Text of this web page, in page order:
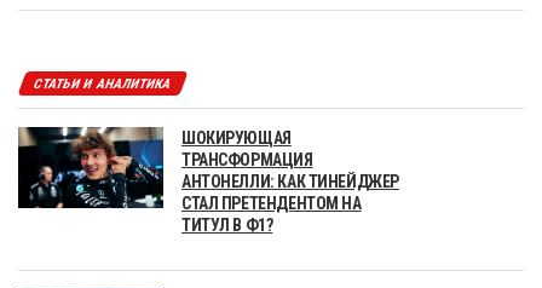
СТАТЬИ И АНАЛИТИКА
ШОКИРУЮЩАЯ
ТРАНСФОРМАЦИЯ
АНТОНЕЛЛИ: КАК ТИНЕЙДЖЕР
СТАЛ ПРЕТЕНДЕНТОМ НА
ТИТУЛ В Ф1?